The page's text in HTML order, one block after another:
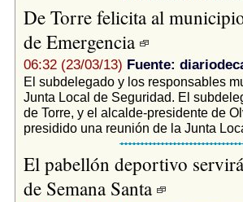
De Torre felicita al
de Emergencia
06:32 (23/03/13) Fuente:
El subdelegado y los responsables
Junta Local de Seguridad. El
de Torre, y el alcalde-presidente de
presidido una reunión de la Junta
El pabellón deportivo
de Semana Santa